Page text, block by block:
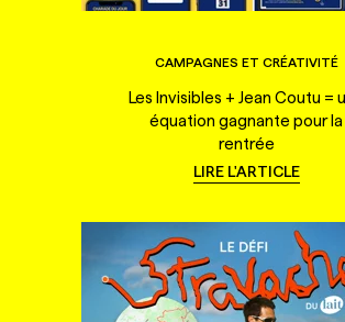
CAMPAGNES ET CRÉATIVITÉ
Les Invisibles + Jean Coutu =
équation gagnante pour la
rentrée
LIRE L'ARTICLE